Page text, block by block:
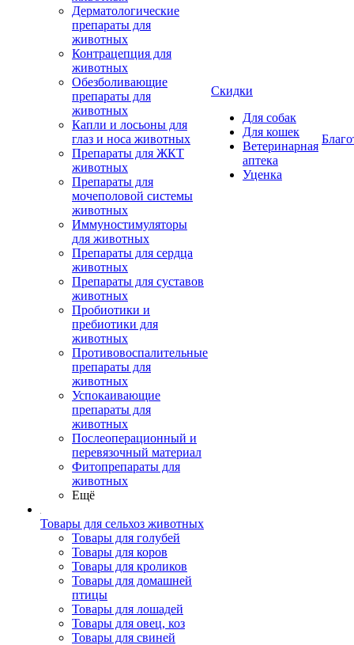
Дерматологические
препараты для
животных
Контрацепция для
животных
Обезболивающие
препараты для
животных
Капли и лосьоны для
глаз и носа животных
Препараты для ЖКТ
животных
Препараты для
мочеполовой системы
животных
Иммуностимуляторы
для животных
Препараты для сердца
животных
Препараты для суставов
животных
Пробиотики и
пребиотики для
животных
Противовоспалительные
препараты для
животных
Успокаивающие
препараты для
животных
Послеоперационный и
перевязочный материал
Фитопрепараты для
животных
Ещё
Товары для сельхоз животных
Товары для голубей
Товары для коров
Товары для кроликов
Товары для домашней
птицы
Товары для лошадей
Товары для овец, коз
Товары для свиней
Скидки
Для собак
Для кошек
Ветеринарная
аптека
Уценка